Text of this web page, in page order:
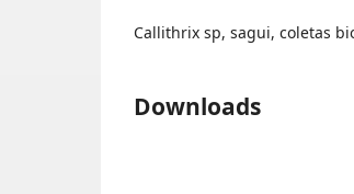
Callithrix sp, sagui, coletas
Downloads